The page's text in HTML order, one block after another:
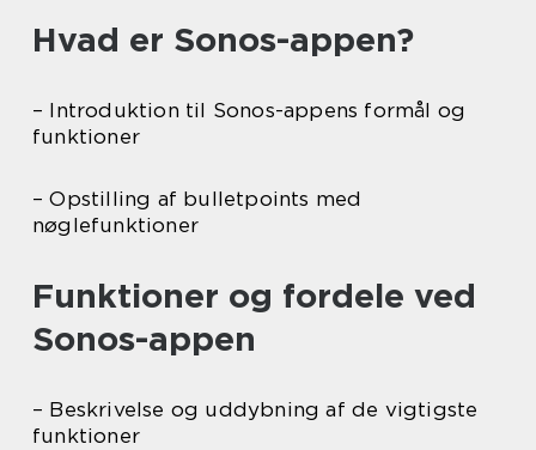
Hvad er Sonos-appen?
– Introduktion til Sonos-appens formål og
funktioner
– Opstilling af bulletpoints med
nøglefunktioner
Funktioner og fordele ved
Sonos-appen
– Beskrivelse og uddybning af de vigtigste
funktioner